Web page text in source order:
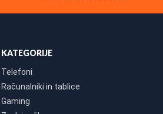
KATEGORIJE
Telefoni
Računalniki in tablice
Gaming